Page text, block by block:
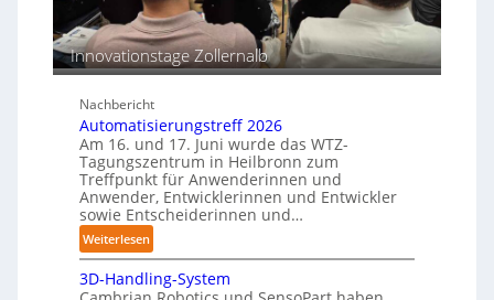
e
n
n
p
e
C
o
b
o
t
e
s
t
d
i
g
e
P
o
l
y
Innovationstage Zollernalb
Nachbericht
Automatisierungstreff 2026
Am 16. und 17. Juni wurde das WTZ-
Tagungszentrum in Heilbronn zum
Treffpunkt für Anwenderinnen und
Anwender, Entwicklerinnen und Entwickler
sowie Entscheiderinnen und…
Weiterlesen:
A
u
3D-Handling-System